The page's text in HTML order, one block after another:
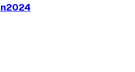
2024